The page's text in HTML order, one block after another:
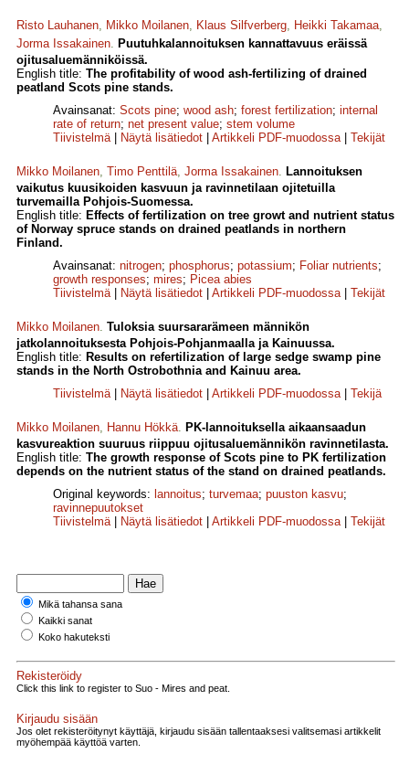
Risto Lauhanen, Mikko Moilanen, Klaus Silfverberg, Heikki Takamaa,
Jorma Issakainen. Puutuhkalannoituksen kannattavuus eräissä
ojitusaluemänniköissä.
English title: The profitability of wood ash-fertilizing of drained
peatland Scots pine stands.
Avainsanat: Scots pine; wood ash; forest fertilization; internal
rate of return; net present value; stem volume
Tiivistelmä| Näytä lisätiedot Artikkeli PDF-muodossa| Tekijät
Mikko Moilanen, Timo Penttilä, Jorma Issakainen. Lannoituksen
vaikutus kuusikoiden kasvuun ja ravinnetilaan ojitetuilla
turvemailla Pohjois-Suomessa.
English title: Effects of fertilization on tree growt and nutrient status
of Norway spruce stands on drained peatlands in northern
Finland.
Avainsanat: nitrogen; phosphorus; potassium; Foliar nutrients;
growth responses; mires; Picea abies
Tiivistelmä| Näytä lisätiedot Artikkeli PDF-muodossa| Tekijät
Mikko Moilanen. Tuloksia suursararämeen männikön
jatkolannoituksesta Pohjois-Pohjanmaalla ja Kainuussa.
English title: Results on refertilization of large sedge swamp pine
stands in the North Ostrobothnia and Kainuu area.
Tiivistelmä| Näytä lisätiedot Artikkeli PDF-muodossa| Tekijä
Mikko Moilanen, Hannu Hökkä. PK-lannoituksella aikaansaadun
kasvureaktion suuruus riippuu ojitusaluemännikön ravinnetilasta.
English title: The growth response of Scots pine to PK fertilization
depends on the nutrient status of the stand on drained peatlands.
Original keywords: lannoitus; turvemaa; puuston kasvu;
ravinnepuutokset
Tiivistelmä| Näytä lisätiedot Artikkeli PDF-muodossa| Tekijät
Mikä tahansa sana
Kaikki sanat
Koko hakuteksti
Rekisteröidy
Click this link to register to Suo - Mires and peat.
Kirjaudu sisään
Jos olet rekisteröitynyt käyttäjä, kirjaudu sisään tallentaaksesi valitsemasi artikkelit
myöhempää käyttöä varten.